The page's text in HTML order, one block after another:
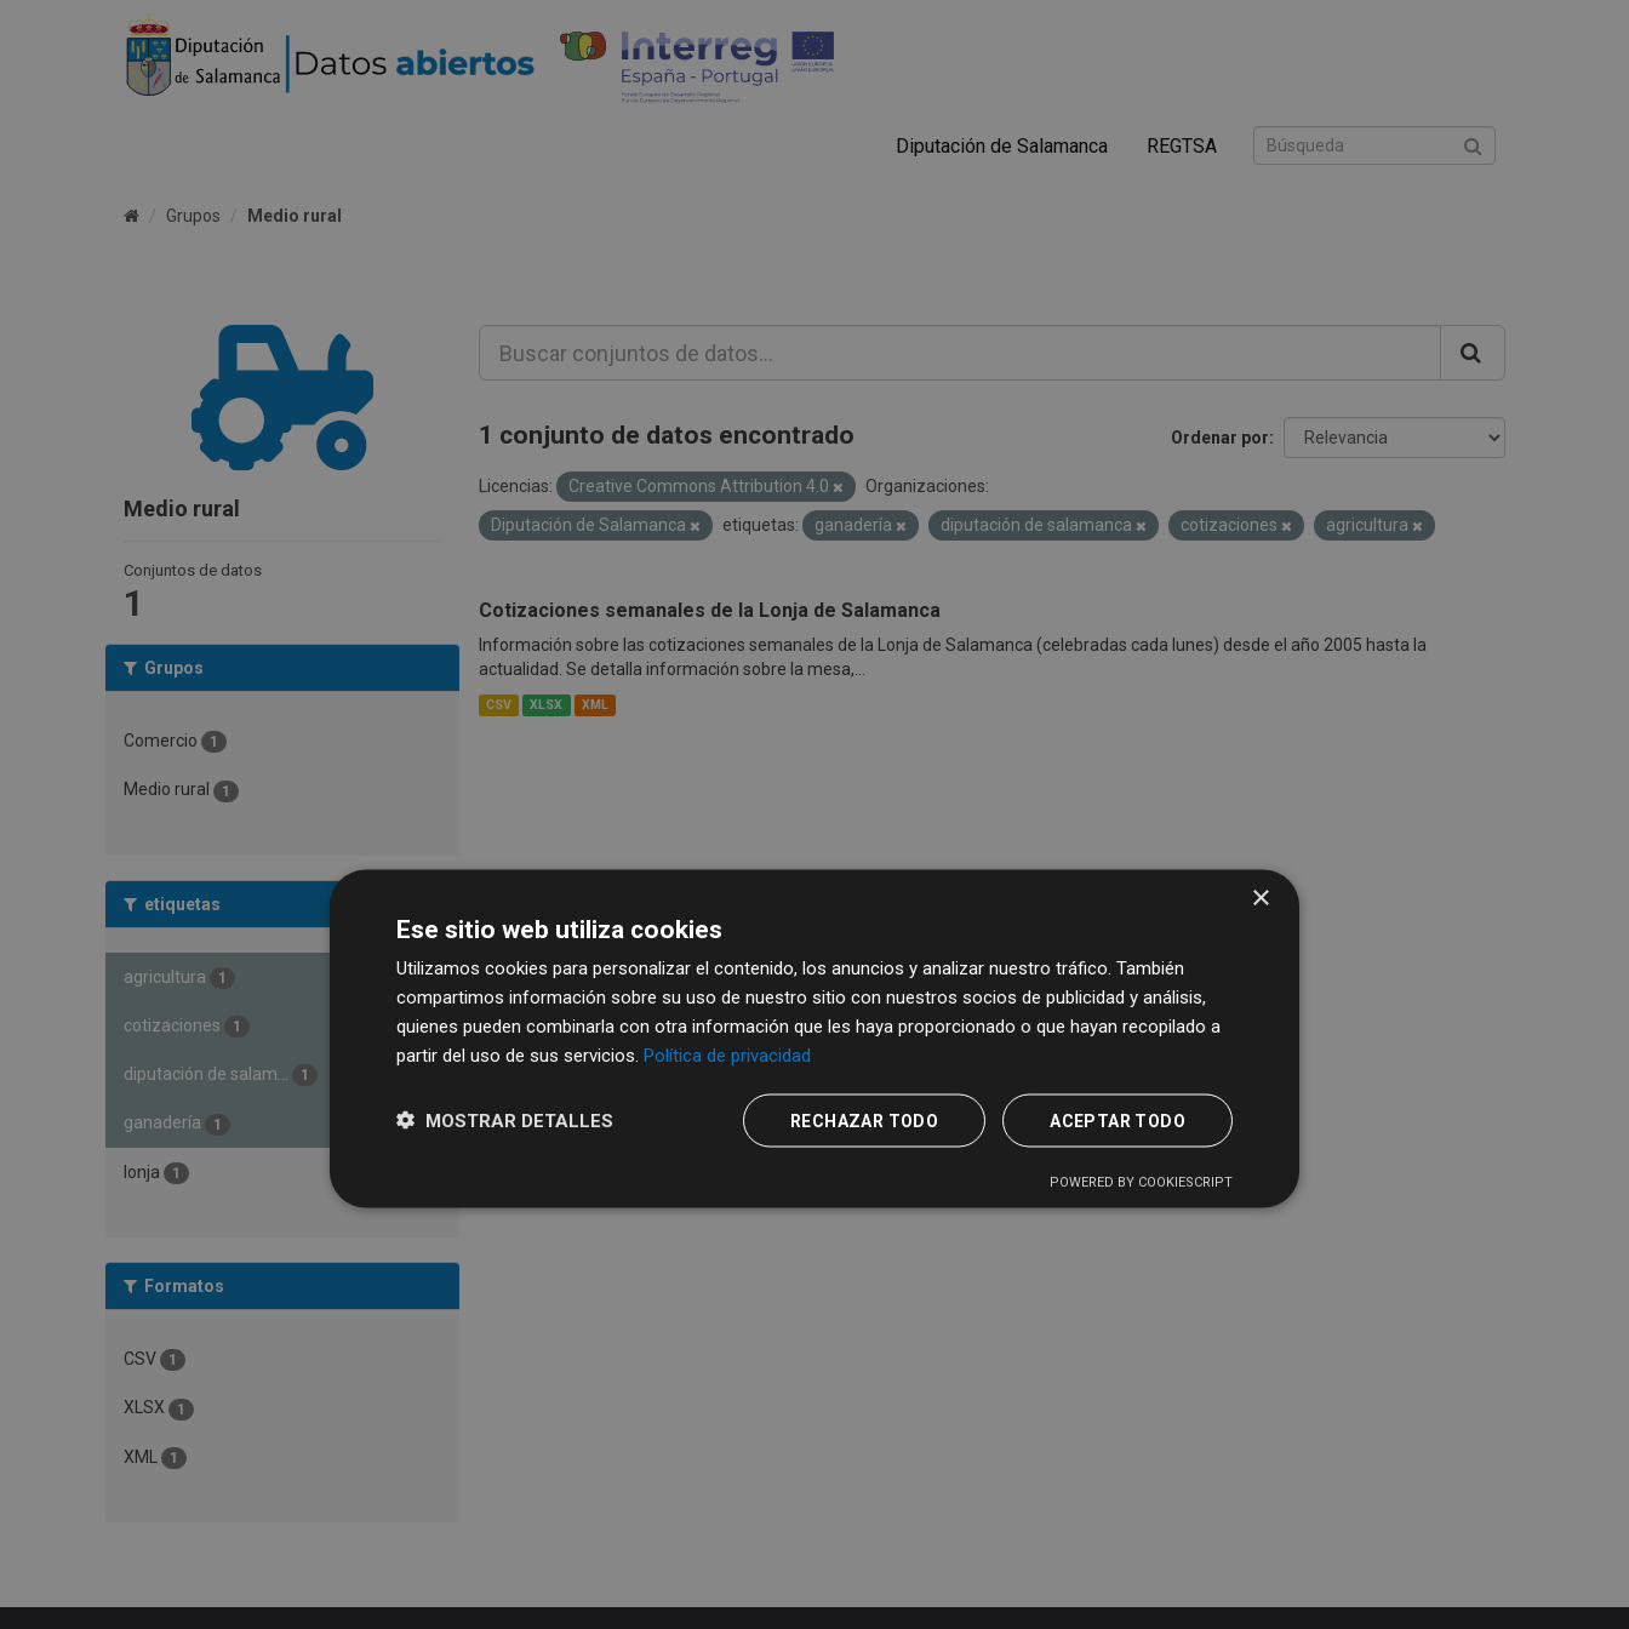
Diputación de Salamanca REGTSA
Grupos Medio rural
Medio rural
Conjuntos de datos
1
Grupos
Comercio 1
Medio rural 1
etiquetas
agricultura 1
cotizaciones 1
diputación de salam... 1
ganadería 1
lonja 1
Formatos
CSV 1
XLSX 1
XML 1
Ordenar por
1 conjunto de datos encontrado
Licencias: Creative Commons Attribution 4.0
Organizaciones:
Diputación de Salamanca
etiquetas: ganadería diputación de salamanca cotizaciones agricultura
Cotizaciones semanales de la Lonja de Salamanca
Información sobre las cotizaciones semanales de la Lonja de Salamanca (celebradas cada lunes) desde el año 2005 hasta la
actualidad. Se detalla información sobre la mesa,...
CSV XLSX XML
×
Ese sitio web utiliza cookies
Utilizamos cookies para personalizar el contenido, los anuncios y analizar nuestro tráfico. También
compartimos información sobre su uso de nuestro sitio con nuestros socios de publicidad y análisis,
quienes pueden combinarla con otra información que les haya proporcionado o que hayan recopilado a
partir del uso de sus servicios. Política de privacidad
ACEPTAR TODO
RECHAZAR TODO
MOSTRAR DETALLES
POWERED BY COOKIESCRIPT